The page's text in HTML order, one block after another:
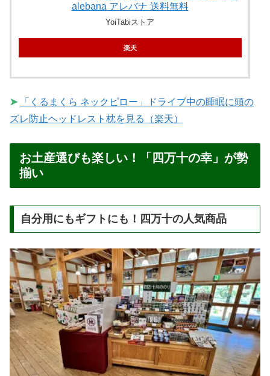
alebana アレバナ 送料無料
YoiTabiストア
楽天
➤
「くるまくら ネックピロー」ドライブ中の睡眠に頭の
ズレ防止ヘッドレスト枕を見る（楽天）
お土産選びも楽しい！「四万十の幸」が勢
揃い
自分用にもギフトにも！四万十の人気商品